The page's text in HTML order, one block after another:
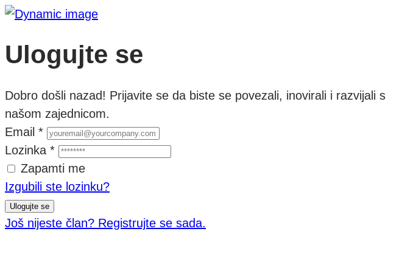
Ulogujte se
Dobro došli nazad! Prijavite se da biste se povezali, inovirali i razvijali s
našom zajednicom.
Email *
Lozinka *
Zapamti me
Izgubili ste lozinku?
Ulogujte se
Još nijeste član? Registrujte se sada.